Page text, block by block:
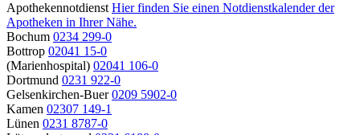
Apothekennotdienst Hier finden Sie einen Notdienstkalender der
Apotheken in Ihrer Nähe.
Bochum 0234 299-0
Bottrop 02041 15-0
(Marienhospital) 02041 106-0
Dortmund 0231 922-0
Gelsenkirchen-Buer 0209 5902-0
Kamen 02307 149-1
Lünen 0231 8787-0